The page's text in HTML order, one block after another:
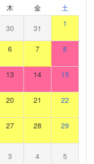
木 金 土
30 31 1
6 7 8
13 14 15
20 21 22
27 28 29
3 4 5